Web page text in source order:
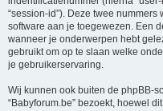
“session-id”). Deze twee
software aan je toegewezen. Een
wanneer je onderwerpen hebt
gebruikt om op te slaan welke
je gebruikerservaring.
Wij kunnen ook buiten de phpBB-
“Babyforum.be” bezoekt, hoewel